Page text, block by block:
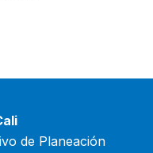
de Planeación